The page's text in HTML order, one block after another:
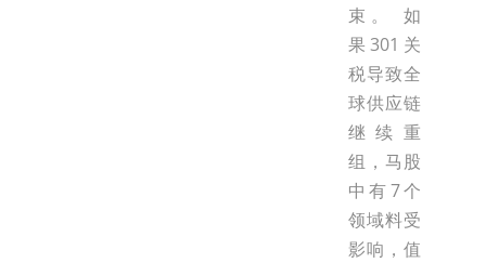
束。 如
果301关
税导致全
球供应链
继续重
组，马股
中有7个
领域料受
影响，值